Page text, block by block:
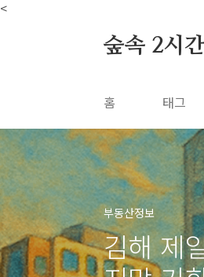
<
본문 바로가기
숲속 2시
홈 태그
부동산정보
김해 제